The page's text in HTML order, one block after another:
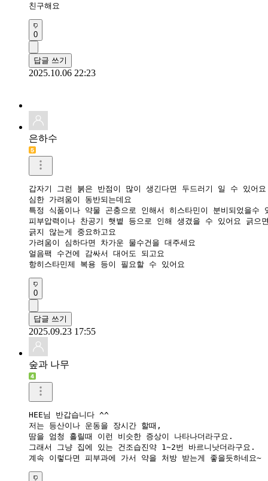
친구해요
0
답글 쓰기
2025.10.06 22:23
은하수
갑자기 그런 붉은 반점이 많이 생긴다면 두드러기 일 수 있어
심한 가려움이 동반되는데요
특정 식품이나 약물 곤충으로 인해서 히스타민이 분비되었을수
피부압력이나 찬공기 햇볕 등으로 인해 생겼을 수 있어요 긁
긁지 않는게 중요하고요
가려움이 심하다면 차가운 물수건을 대주세요
얼음팩 수건에 감싸서 대어도 되고요
항히스타민제 복용 등이 필요할 수 있어요
0
답글 쓰기
2025.09.23 17:55
숲과 나무
HEE님 반갑습니다 ^^
저는 등산이나 운동을 장시간 할때,
땀을 엄청 흘릴때 이런 비슷한 증상이 나타나더라구요.
그래서 그냥 집에 있는 건조습진약 1~2번 바르니낫더라구요.
계속 이렇다면 피부과에 가서 약을 처방 받는게 좋을듯하네요~